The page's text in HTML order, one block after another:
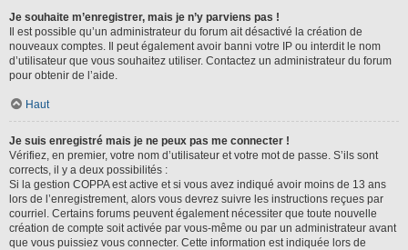
Je souhaite m’enregistrer, mais je n’y parviens pas !
Il est possible qu’un administrateur du forum ait désactivé la création de
nouveaux comptes. Il peut également avoir banni votre IP ou interdit le nom
d’utilisateur que vous souhaitez utiliser. Contactez un administrateur du forum
pour obtenir de l’aide.
Haut
Je suis enregistré mais je ne peux pas me connecter !
Vérifiez, en premier, votre nom d’utilisateur et votre mot de passe. S’ils sont
corrects, il y a deux possibilités :
Si la gestion COPPA est active et si vous avez indiqué avoir moins de 13 ans
lors de l’enregistrement, alors vous devrez suivre les instructions reçues par
courriel. Certains forums peuvent également nécessiter que toute nouvelle
création de compte soit activée par vous-même ou par un administrateur avant
que vous puissiez vous connecter. Cette information est indiquée lors de